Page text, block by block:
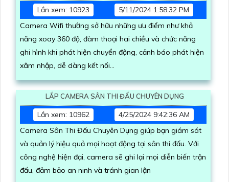
Lần xem: 10923
5/11/2024 1:58:32 PM
Camera Wifi thường sở hữu những ưu điểm như khả
năng xoay 360 độ, đàm thoại hai chiều và chức năng
ghi hình khi phát hiện chuyển động, cảnh báo phát hiện
xâm nhập, dễ dàng kết nối...
LẮP CAMERA SÂN THI ĐẤU CHUYÊN DỤNG
Lần xem: 10962
4/25/2024 9:42:36 AM
Camera Sân Thi Đấu Chuyên Dụng giúp bạn giám sát
và quản lý hiệu quả mọi hoạt động tại sân thi đấu. Với
công nghệ hiện đại, camera sẽ ghi lại mọi diễn biến trận
đấu, đảm bảo an ninh và tránh gian lận